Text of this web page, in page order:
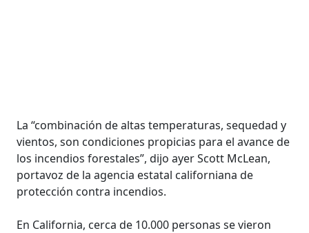
La “combinación de altas temperaturas, sequedad y
vientos, son condiciones propicias para el avance de
los incendios forestales”, dijo ayer Scott McLean,
portavoz de la agencia estatal californiana de
protección contra incendios.
En California, cerca de 10.000 personas se vieron